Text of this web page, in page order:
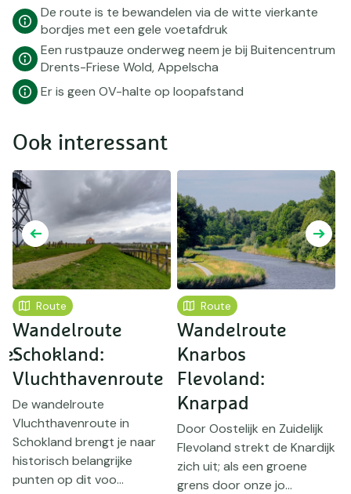
De route is te bewandelen via de witte vierkante
bordjes met een gele voetafdruk
Een rustpauze onderweg neem je bij Buitencentrum
Drents-Friese Wold, Appelscha
Er is geen OV-halte op loopafstand
Ook interessant
Route
Wandelroute
Schokland:
Vluchthavenroute
De wandelroute
Vluchthavenroute in
Schokland brengt je naar
historisch belangrijke
punten op dit voo...
Route
Wandelroute
Knarbos
Flevoland:
Knarpad
Door Oostelijk en Zuidelijk
Flevoland strekt de Knardijk
zich uit; als een groene
grens door onze jo...